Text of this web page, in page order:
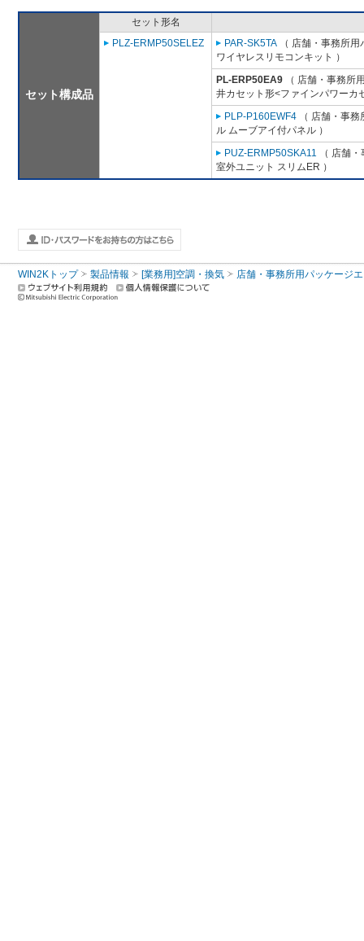
セット構成品
セット形名
PLZ-ERMP50SELEZ
PAR-SK5TA （ 店舗・事務所
ワイヤレスリモコンキット ）
PL-ERP50EA9 （ 店舗・事務所
井カセット形<ファインパワーカ
PLP-P160EWF4 （ 店舗・事
ル ムーブアイ付パネル ）
PUZ-ERMP50SKA11 （ 店舗
室外ユニット スリムER ）
WIN2Kトップ 製品情報 [業務用]空調・換気 店舗・事務所用パッケージ